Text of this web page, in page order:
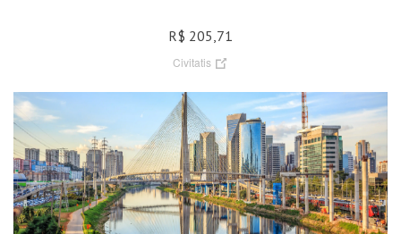
R$ 205,71
Civitatis